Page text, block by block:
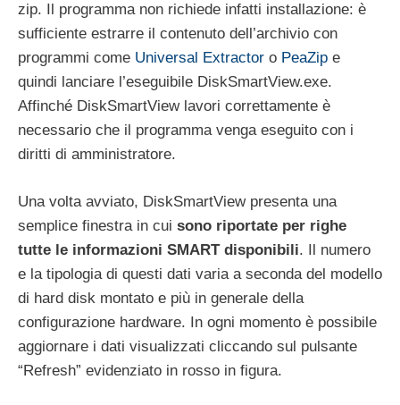
zip. Il programma non richiede infatti installazione: è
sufficiente estrarre il contenuto dell’archivio con
programmi come Universal Extractor o PeaZip e
quindi lanciare l’eseguibile DiskSmartView.exe.
Affinché DiskSmartView lavori correttamente è
necessario che il programma venga eseguito con i
diritti di amministratore.
Una volta avviato, DiskSmartView presenta una
semplice finestra in cui sono riportate per righe
tutte le informazioni SMART disponibili. Il numero
e la tipologia di questi dati varia a seconda del modello
di hard disk montato e più in generale della
configurazione hardware. In ogni momento è possibile
aggiornare i dati visualizzati cliccando sul pulsante
“Refresh” evidenziato in rosso in figura.